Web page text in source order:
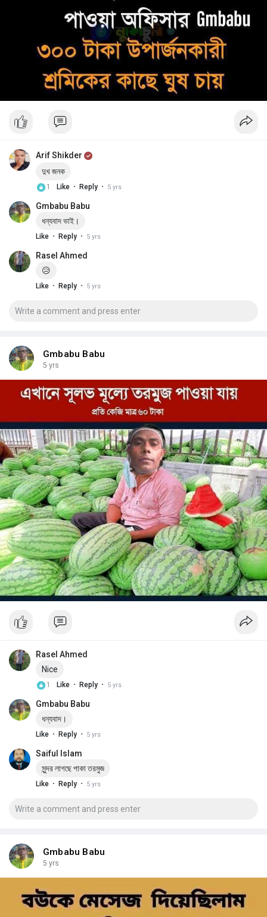
Arif Shikder
দুখ জনক
1 Like · Reply · 5 yrs
Gmbabu Babu
ধন্যবাদ ভাই।
Like · Reply · 5 yrs
Rasel Ahmed
😥
Like · Reply · 5 yrs
Gmbabu Babu
5 yrs
Rasel Ahmed
Nice
1 Like · Reply · 5 yrs
Gmbabu Babu
ধন্যবাদ।
Like · Reply · 5 yrs
Saiful Islam
সুন্দর লাগছে পাকা তরমুজ
Like · Reply · 5 yrs
Gmbabu Babu
5 yrs